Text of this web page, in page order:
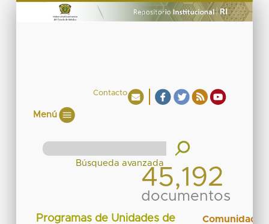
Contacto
Menú
45,192
documentos
Programas de Unidades de
Comunidades